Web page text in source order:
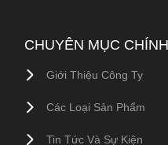
CHUYÊN MỤC CHÍNH
Giới Thiệu Công Ty
Các Loại Sản Phẩm
Tin Tức Và Sự Kiện